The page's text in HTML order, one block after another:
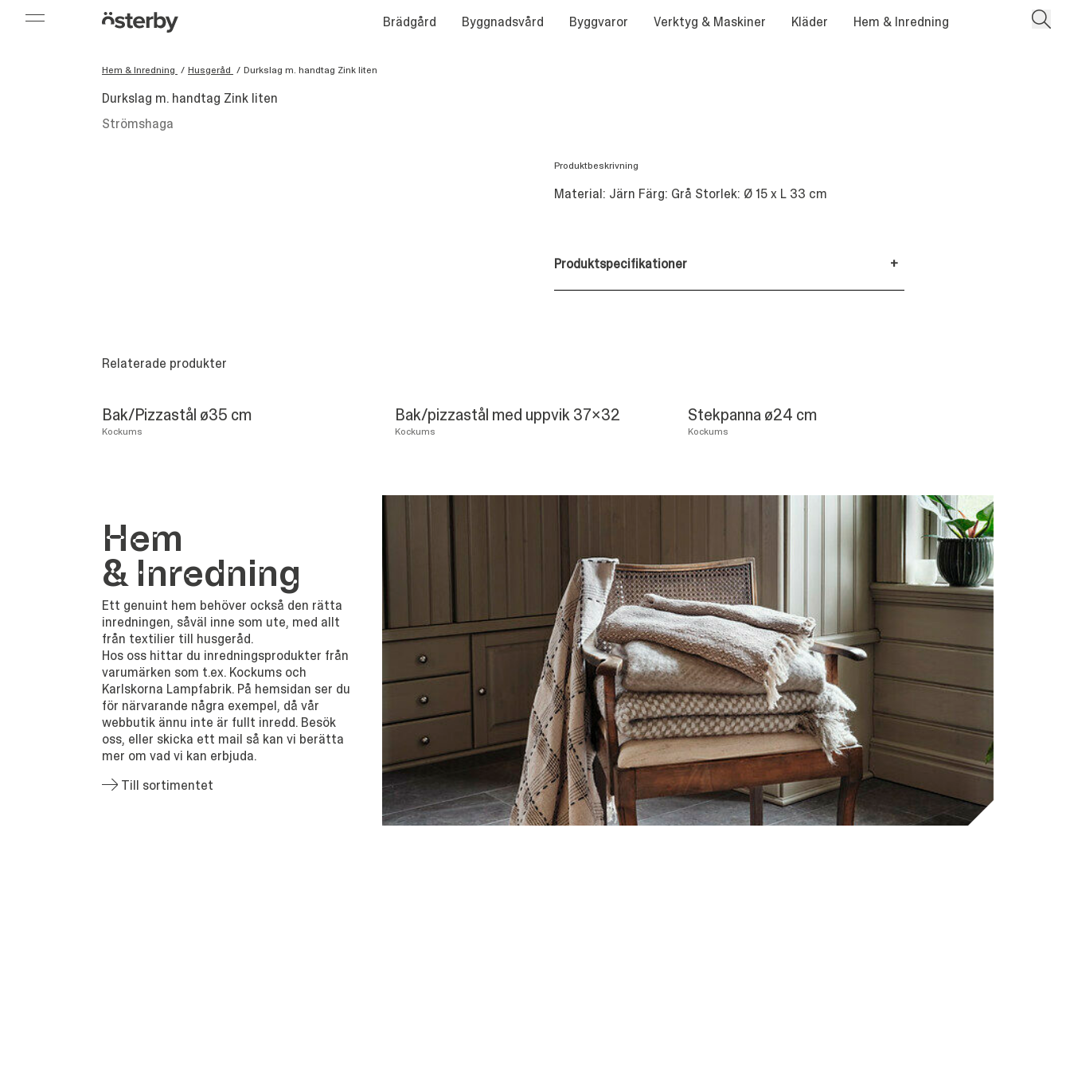
Brädgård Byggnadsvård Byggvaror Verktyg & Maskiner Kläder Hem & Inredning
Hem & Inredning / Husgeråd / Durkslag m. handtag Zink liten
Durkslag m. handtag Zink liten
Strömshaga
Produktbeskrivning
Material: Järn Färg: Grå Storlek: Ø 15 x L 33 cm
Produktspecifikationer +
Relaterade produkter
Bak/Pizzastål ø35 cm
Kockums
Bak/pizzastål med uppvik 37x32
Kockums
Stekpanna ø24 cm
Kockums
Hem
&Inredning
Ett genuint hem behöver också den rätta
inredningen, såväl inne som ute, med allt
från textilier till husgeråd.
Hos oss hittar du inredningsprodukter från
varumärken som t.ex. Kockums och
Karlskorna Lampfabrik. På hemsidan ser du
för närvarande några exempel, då vår
webbutik ännu inte är fullt inredd. Besök
oss, eller skicka ett mail så kan vi berätta
mer om vad vi kan erbjuda.
Till sortimentet